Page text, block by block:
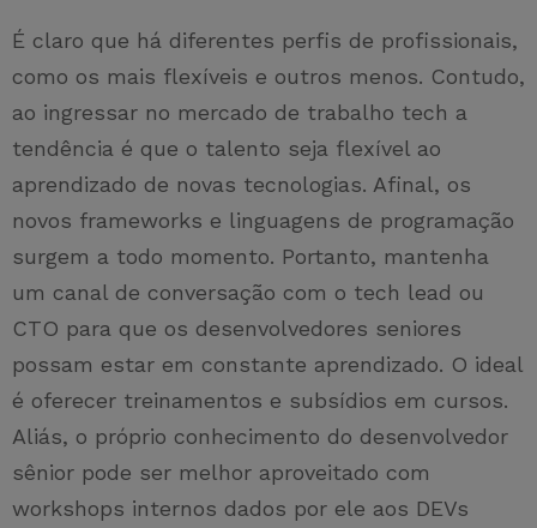
É claro que há diferentes perfis de profissionais,
como os mais flexíveis e outros menos. Contudo,
ao ingressar no mercado de trabalho tech a
tendência é que o talento seja flexível ao
aprendizado de novas tecnologias. Afinal, os
novos frameworks e linguagens de programação
surgem a todo momento. Portanto, mantenha
um canal de conversação com o tech lead ou
CTO para que os desenvolvedores seniores
possam estar em constante aprendizado. O ideal
é oferecer treinamentos e subsídios em cursos.
Aliás, o próprio conhecimento do desenvolvedor
sênior pode ser melhor aproveitado com
workshops internos dados por ele aos DEVs